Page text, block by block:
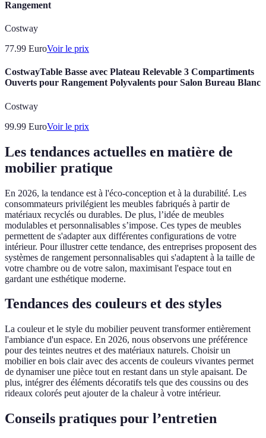
Rangement
Costway
77.99 EuroVoir le prix
CostwayTable Basse avec Plateau Relevable 3 Compartiments
Ouverts pour Rangement Polyvalents pour Salon Bureau Blanc
Costway
99.99 EuroVoir le prix
Les tendances actuelles en matière de
mobilier pratique
En 2026, la tendance est à l'éco-conception et à la durabilité. Les
consommateurs privilégient les meubles fabriqués à partir de
matériaux recyclés ou durables. De plus, l’idée de meubles
modulables et personnalisables s’impose. Ces types de meubles
permettent de s'adapter aux différentes configurations de votre
intérieur. Pour illustrer cette tendance, des entreprises proposent des
systèmes de rangement personnalisables qui s'adaptent à la taille de
votre chambre ou de votre salon, maximisant l'espace tout en
gardant une esthétique moderne.
Tendances des couleurs et des styles
La couleur et le style du mobilier peuvent transformer entièrement
l'ambiance d'un espace. En 2026, nous observons une préférence
pour des teintes neutres et des matériaux naturels. Choisir un
mobilier en bois clair avec des accents de couleurs vivantes permet
de dynamiser une pièce tout en restant dans un style apaisant. De
plus, intégrer des éléments décoratifs tels que des coussins ou des
rideaux colorés peut ajouter de la chaleur à votre intérieur.
Conseils pratiques pour l’entretien